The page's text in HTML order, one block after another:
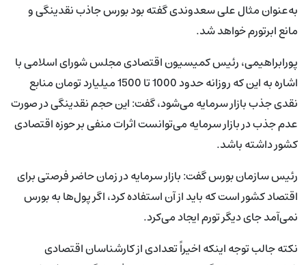
به‌عنوان مثال علی سعدوندی گفته بود بورس جاذب نقدینگی و
مانع ابرتورم خواهد شد.
پورابراهیمی، رئیس کمیسیون اقتصادی مجلس شورای اسلامی با
اشاره به این که روزانه حدود 1000 تا 1500 میلیارد تومان منابع
نقدی جذب بازار سرمایه می‌شود، گفت: این حجم نقدینگی در صورت
عدم جذب در بازار سرمایه می‌توانست اثرات منفی بر حوزه اقتصادی
کشور داشته باشد.
رئیس سازمان بورس گفت: بازار سرمایه در زمان حاضر فرصتی برای
اقتصاد کشور است که باید از آن استفاده کرد، اگر پول‌ها به بورس
نمی‌آمد جای دیگر تورم ایجاد می‌کرد.
نکته جالب توجه اینکه اخیراً تعدادی از کارشناسان اقتصادی